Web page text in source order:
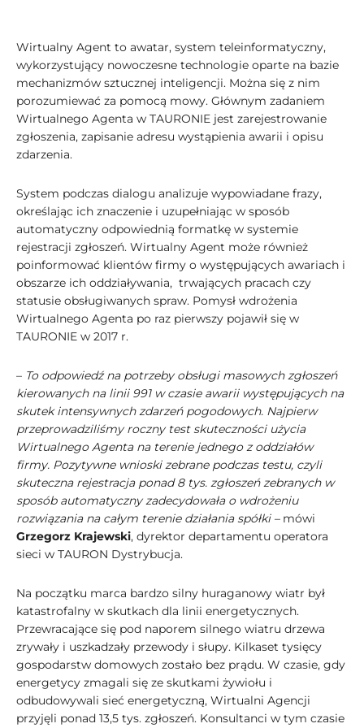
Wirtualny Agent to awatar, system teleinformatyczny,
wykorzystujący nowoczesne technologie oparte na bazie
mechanizmów sztucznej inteligencji. Można się z nim
porozumiewać za pomocą mowy. Głównym zadaniem
Wirtualnego Agenta w TAURONIE jest zarejestrowanie
zgłoszenia, zapisanie adresu wystąpienia awarii i opisu
zdarzenia.
System podczas dialogu analizuje wypowiadane frazy,
określając ich znaczenie i uzupełniając w sposób
automatyczny odpowiednią formatkę w systemie
rejestracji zgłoszeń. Wirtualny Agent może również
poinformować klientów firmy o występujących awariach i
obszarze ich oddziaływania, trwających pracach czy
statusie obsługiwanych spraw. Pomysł wdrożenia
Wirtualnego Agenta po raz pierwszy pojawił się w
TAURONIE w 2017 r.
– To odpowiedź na potrzeby obsługi masowych zgłoszeń
kierowanych na linii 991 w czasie awarii występujących na
skutek intensywnych zdarzeń pogodowych. Najpierw
przeprowadziliśmy roczny test skuteczności użycia
Wirtualnego Agenta na terenie jednego z oddziałów
firmy. Pozytywne wnioski zebrane podczas testu, czyli
skuteczna rejestracja ponad 8 tys. zgłoszeń zebranych w
sposób automatyczny zadecydowała o wdrożeniu
rozwiązania na całym terenie działania spółki –mówi
Grzegorz Krajewski, dyrektor departamentu operatora
sieci w TAURON Dystrybucja.
Na początku marca bardzo silny huraganowy wiatr był
katastrofalny w skutkach dla linii energetycznych.
Przewracające się pod naporem silnego wiatru drzewa
zrywały i uszkadzały przewody i słupy. Kilkaset tysięcy
gospodarstw domowych zostało bez prądu. W czasie, gdy
energetycy zmagali się ze skutkami żywiołu i
odbudowywali sieć energetyczną, Wirtualni Agencji
przyjęli ponad 13,5 tys. zgłoszeń. Konsultanci w tym czasie